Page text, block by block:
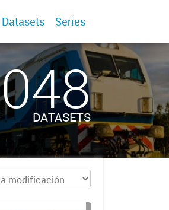
Datasets Series
048
DATASETS